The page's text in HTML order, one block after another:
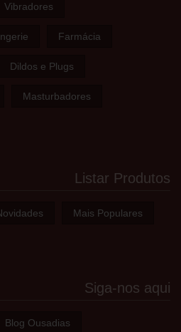
Vibradores
Farmácia
Dildos e Plugs
Masturbadores
Listar Produtos
Mais Populares
Siga-nos aqui
Blog Ousadias